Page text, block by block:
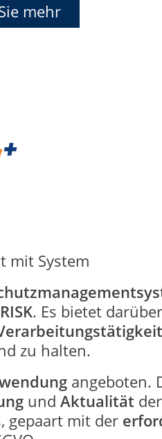
mehr
mit System
. Es bietet
zu halten.
angeboten.
und Aktualität
gepaart mit der